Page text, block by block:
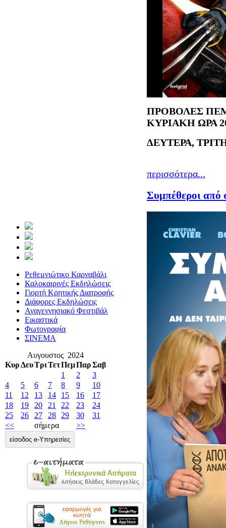
Ρεθεμνιώτικο Καρναβάλι
Καλοκαιρινές Εκδηλώσεις
Γιορτή Κρητικής Διατροφής
Διάφορες Εκδηλώσεις
Αναγεννησιακό Φεστιβάλ
Εικαστικά
Φωτογραφία
ΣΙΝΕΜΑ
Αυγουστος 2024
ΚυρΔευΤριΤετΠεμΠαρΣαβ
1
2
3
4
5 6 7 8 9
10
11
12 13 14 15 16
17
18
19 20 21 22 23
24
25
26 27 28 29 30
31
<<
σήμερα >>
είσοδος e-Υπηρεσίες
ΠΡΟΒΟΛΕΣ
ΚΥΡΙΑΚΗ ΩΡΑ
ΔΕΥΤΕΡΑ,
περισσότερα...
Συμπέθεροι